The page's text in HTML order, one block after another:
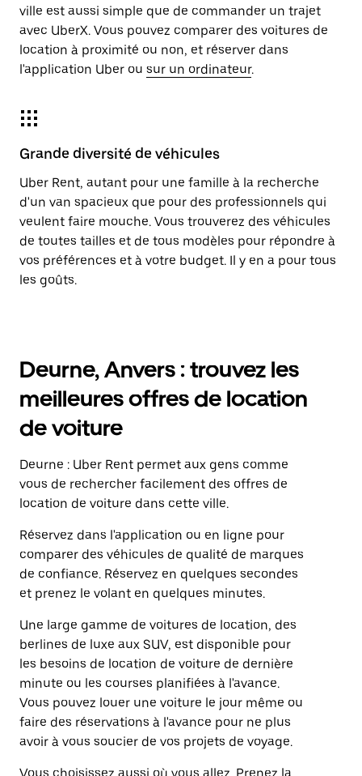
ville est aussi simple que de commander un trajet
avec UberX. Vous pouvez comparer des voitures de
location à proximité ou non, et réserver dans
l'application Uber ou sur un ordinateur.
Grande diversité de véhicules
Uber Rent, autant pour une famille à la recherche
d'un van spacieux que pour des professionnels qui
veulent faire mouche. Vous trouverez des véhicules
de toutes tailles et de tous modèles pour répondre à
vos préférences et à votre budget. Il y en a pour tous
les goûts.
Deurne, Anvers : trouvez les
meilleures offres de location
de voiture
Deurne : Uber Rent permet aux gens comme
vous de rechercher facilement des offres de
location de voiture dans cette ville.
Réservez dans l'application ou en ligne pour
comparer des véhicules de qualité de marques
de confiance. Réservez en quelques secondes
et prenez le volant en quelques minutes.
Une large gamme de voitures de location, des
berlines de luxe aux SUV, est disponible pour
les besoins de location de voiture de dernière
minute ou les courses planifiées à l'avance.
Vous pouvez louer une voiture le jour même ou
faire des réservations à l'avance pour ne plus
avoir à vous soucier de vos projets de voyage.